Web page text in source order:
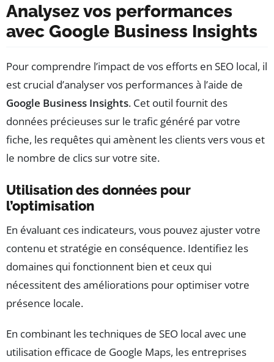
Analysez vos performances
avec Google Business Insights
Pour comprendre l’impact de vos efforts en SEO local, il
est crucial d’analyser vos performances à l’aide de
Google Business Insights. Cet outil fournit des
données précieuses sur le trafic généré par votre
fiche, les requêtes qui amènent les clients vers vous et
le nombre de clics sur votre site.
Utilisation des données pour
l’optimisation
En évaluant ces indicateurs, vous pouvez ajuster votre
contenu et stratégie en conséquence. Identifiez les
domaines qui fonctionnent bien et ceux qui
nécessitent des améliorations pour optimiser votre
présence locale.
En combinant les techniques de SEO local avec une
utilisation efficace de Google Maps, les entreprises